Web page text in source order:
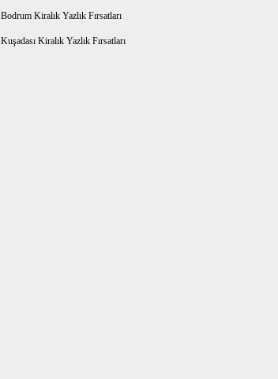
Bodrum Kiralık Yazlık Fırsatları
Kuşadası Kiralık Yazlık Fırsatları